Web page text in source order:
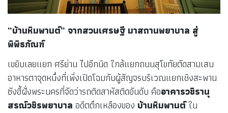
“บ้านหิมพานต์” จากสวนเศรษฐี มาสถานพยาบาล สู่
พิพิธภัณฑ์
เขยิบเลยแยก ศรีย่าน ไปอีกนิด ใกล้แยกถนนสุโขทัยตัดสามเสน
อาหารตาจุดหนึ่งที่เพิ่งเปิดโฉมกับผู้สัญจรบริเวณแยกเชิงสะพาน
ซังฮี้ฝั่งพระนครที่จัดว่ารถติดสาหัสติดอันดับ คืออาคารวชิรานุ
สรณ์วชิรพยาบาล อดีตตึกเหลืองของ บ้านหิมพานต์ใน